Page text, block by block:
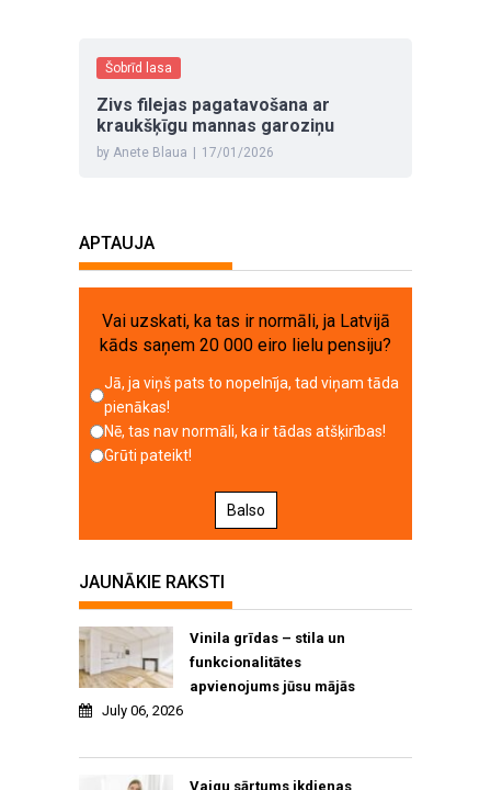
Šobrīd lasa
Zivs filejas pagatavošana ar
kraukšķīgu mannas garoziņu
by Anete Blaua 17/01/2026
APTAUJA
Vai uzskati, ka tas ir normāli, ja Latvijā
kāds saņem 20 000 eiro lielu pensiju?
Jā, ja viņš pats to nopelnīja, tad viņam tāda
pienākas!
Nē, tas nav normāli, ka ir tādas atšķirības!
Grūti pateikt!
Balso
JAUNĀKIE RAKSTI
Vinila grīdas – stila un
funkcionalitātes
apvienojums jūsu mājās
July 06, 2026
Vaigu sārtums ikdienas